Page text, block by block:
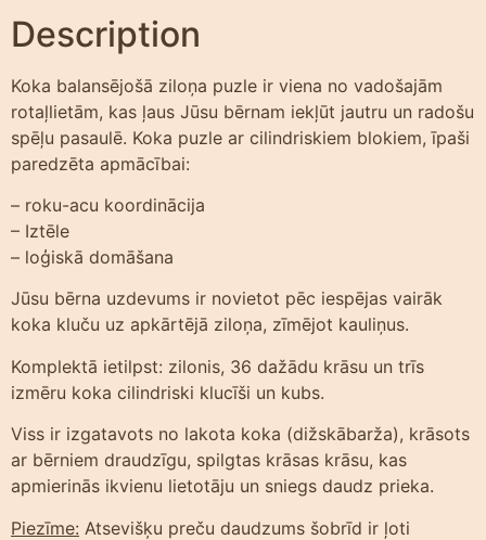
Description
Koka balansējošā ziloņa puzle ir viena no vadošajām
rotaļlietām, kas ļaus Jūsu bērnam iekļūt jautru un radošu
spēļu pasaulē. Koka puzle ar cilindriskiem blokiem, īpaši
paredzēta apmācībai:
– roku-acu koordinācija
– Iztēle
– loģiskā domāšana
Jūsu bērna uzdevums ir novietot pēc iespējas vairāk
koka kluču uz apkārtējā ziloņa, zīmējot kauliņus.
Komplektā ietilpst: zilonis, 36 dažādu krāsu un trīs
izmēru koka cilindriski klucīši un kubs.
Viss ir izgatavots no lakota koka (dižskābarža), krāsots
ar bērniem draudzīgu, spilgtas krāsas krāsu, kas
apmierinās ikvienu lietotāju un sniegs daudz prieka.
Piezīme: Atsevišķu preču daudzums šobrīd ir ļoti